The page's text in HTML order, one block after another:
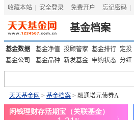
收藏本站 安全登录 免费开户 忘记密码
基金档案
基金数据 基金净值 投顾管家 基金排行 定投
基金公司
基金品种 新发基金 申购状态 分红
天天基金网 > 基金档案 > 融通增元债券A